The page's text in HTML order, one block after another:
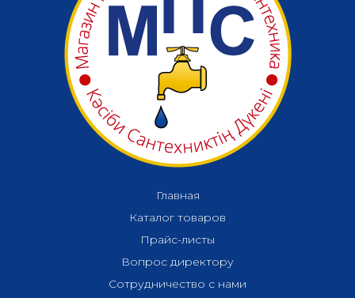
Главная
Каталог товаров
Прайс-листы
Вопрос директору
Сотрудничество с нами